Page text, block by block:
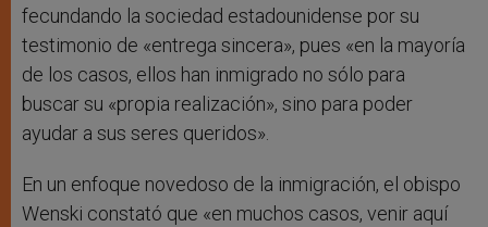
fecundando la sociedad estadounidense por su
testimonio de «entrega sincera», pues «en la mayoría
de los casos, ellos han inmigrado no sólo para
buscar su «propia realización», sino para poder
ayudar a sus seres queridos».
En un enfoque novedoso de la inmigración, el obispo
Wenski constató que «en muchos casos, venir aquí